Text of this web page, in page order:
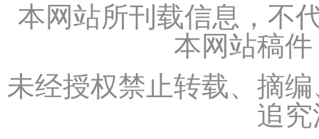
本网站所刊载信息，不
本网站稿
未经授权禁止转载、摘
追